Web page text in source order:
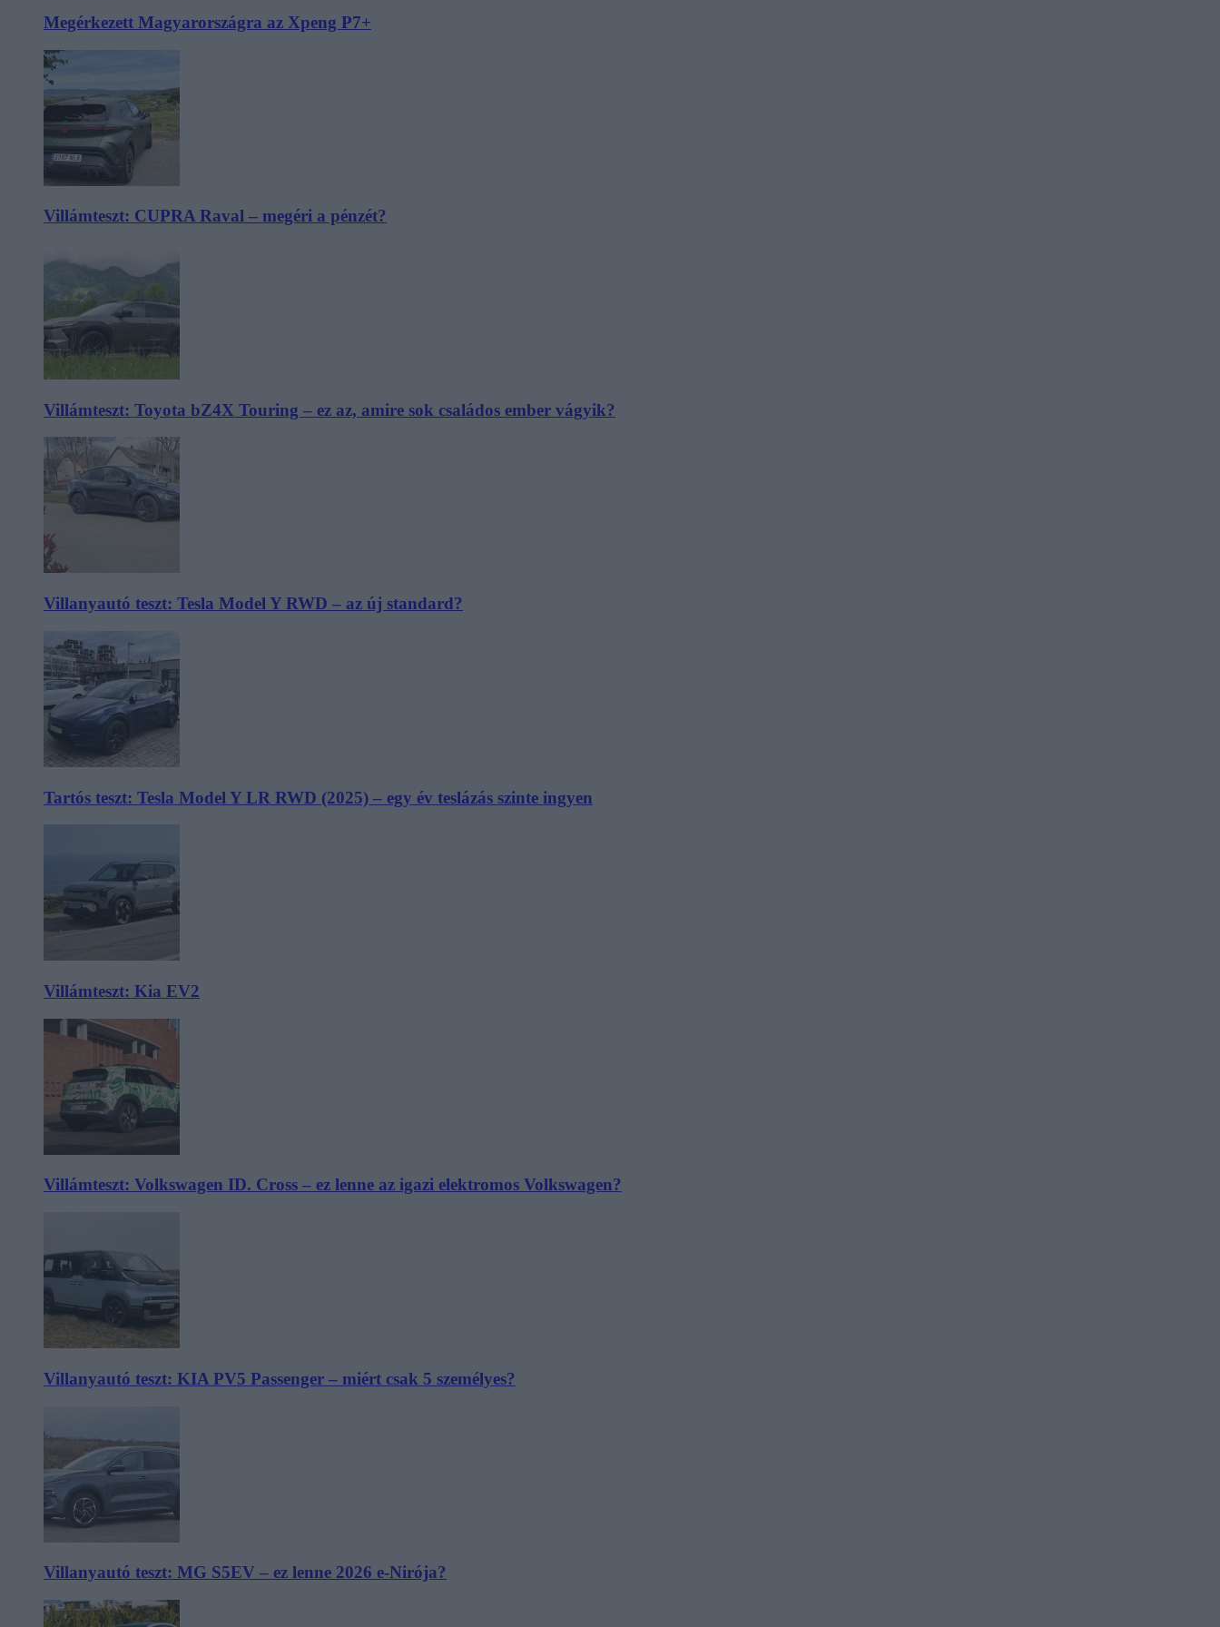
Megérkezett Magyarországra az Xpeng P7+
Villámteszt: CUPRA Raval – megéri a pénzét?
Villámteszt: Toyota bZ4X Touring – ez az, amire sok családos ember vágyik?
Villanyautó teszt: Tesla Model Y RWD – az új standard?
Tartós teszt: Tesla Model Y LR RWD (2025) – egy év teslázás szinte ingyen
Villámteszt: Kia EV2
Villámteszt: Volkswagen ID. Cross – ez lenne az igazi elektromos Volkswagen?
Villanyautó teszt: KIA PV5 Passenger – miért csak 5 személyes?
Villanyautó teszt: MG S5EV – ez lenne 2026 e-Nirója?